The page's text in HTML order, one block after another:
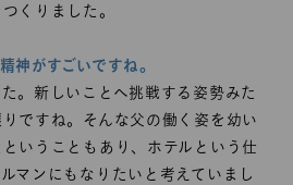
くりました。
神がすごいですね。
。新しいことへ挑戦する姿勢みた
ですね。そんな父の働く姿を幼い
いうこともあり、ホテルという仕
マンにもなりたいと考えていまし